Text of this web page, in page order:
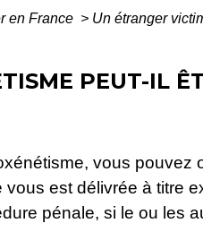
en France > Un étranger
PEUT-IL
vous pouvez
est délivrée à titre
pénale, si le ou les